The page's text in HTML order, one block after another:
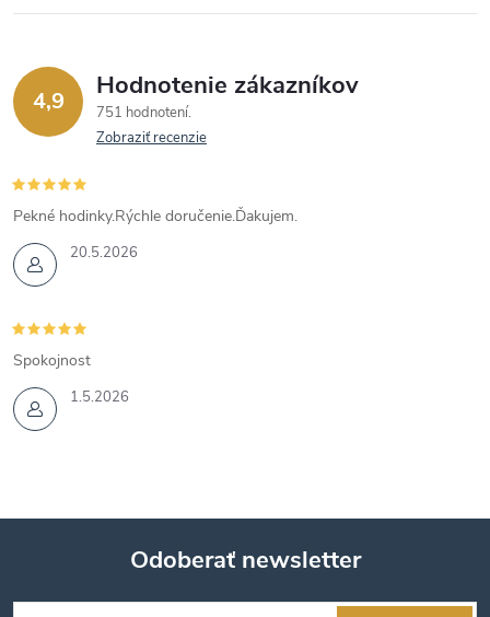
4,9 Hodnotenie zákazníkov
751 hodnotení
Zobraziť recenzie
20.5.2026
Pekné hodinky.Rýchle doručenie.Ďakujem.
1.5.2026
Spokojnost
Odoberať newsletter